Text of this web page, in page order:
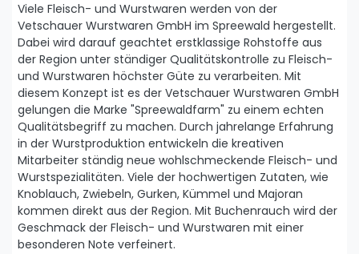
Viele Fleisch- und Wurstwaren werden von der
Vetschauer Wurstwaren GmbH im Spreewald hergestellt.
Dabei wird darauf geachtet erstklassige Rohstoffe aus
der Region unter ständiger Qualitätskontrolle zu Fleisch-
und Wurstwaren höchster Güte zu verarbeiten. Mit
diesem Konzept ist es der Vetschauer Wurstwaren GmbH
gelungen die Marke "Spreewaldfarm" zu einem echten
Qualitätsbegriff zu machen. Durch jahrelange Erfahrung
in der Wurstproduktion entwickeln die kreativen
Mitarbeiter ständig neue wohlschmeckende Fleisch- und
Wurstspezialitäten. Viele der hochwertigen Zutaten, wie
Knoblauch, Zwiebeln, Gurken, Kümmel und Majoran
kommen direkt aus der Region. Mit Buchenrauch wird der
Geschmack der Fleisch- und Wurstwaren mit einer
besonderen Note verfeinert.